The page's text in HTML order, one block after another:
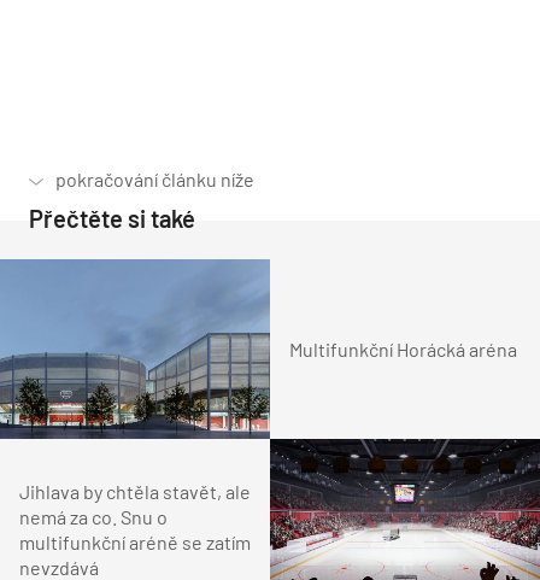
Přečtěte si také
Multifunkční Horácká aréna
Jihlava by chtěla stavět, ale
nemá za co. Snu o
multifunkční aréně se zatím
nevzdává